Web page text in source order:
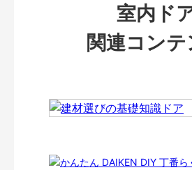
室内ド
関連コンテ